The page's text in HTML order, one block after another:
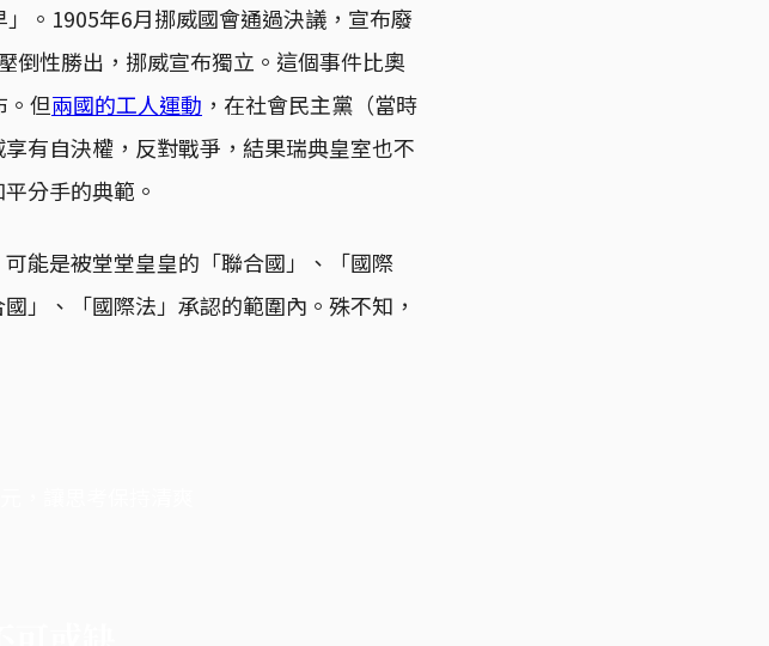
。1905年6月挪威國會通過決議，宣布廢
性勝出，挪威宣布獨立。這個事件比奧
。但兩國的工人運動 ，在社會民主黨（當時
有自決權，反對戰爭，結果瑞典皇室也不
分手的典範。
能是被堂堂皇皇的「聯合國」、「國際
」、「國際法」承認的範圍內。殊不知，